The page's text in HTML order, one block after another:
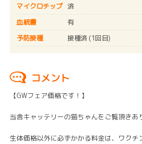
マイクロチップ 済
血統書
有
予防接種
接種済 (1回目)
コメント
【GWフェア価格です！】
当舎キャッテリーの猫ちゃんをご覧頂きあ
生体価格以外に必ずかかる料金は、ワクチ